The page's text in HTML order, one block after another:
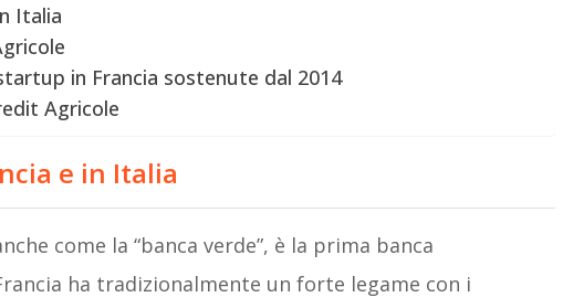
Italia
in Francia sostenute dal 2014
Agricole
e in Italia
come la “banca verde”, è la prima banca
ha tradizionalmente un forte legame con i